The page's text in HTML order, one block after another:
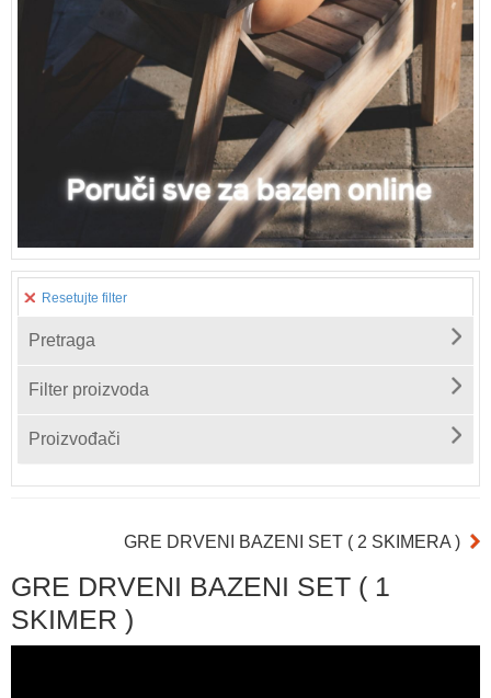
Resetujte filter
Pretraga
Filter proizvoda
Proizvođači
GRE DRVENI BAZENI SET ( 2 SKIMERA )
GRE DRVENI BAZENI SET ( 1
SKIMER )